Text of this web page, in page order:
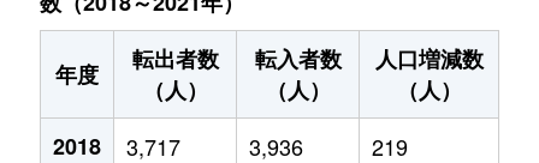
年度
転出者数
（人）
転入者数
（人）
人口増減数
（人）
2018
3,717 3,936
219